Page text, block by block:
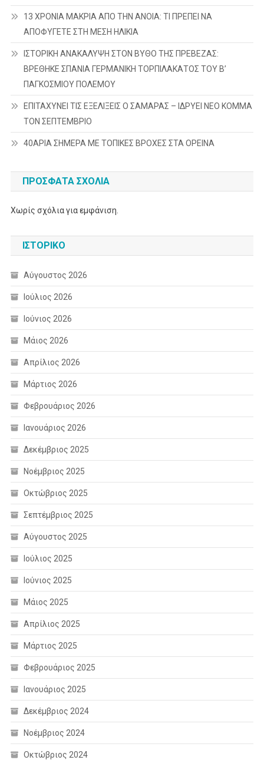
13 ΧΡΟΝΙΑ ΜΑΚΡΙΑ ΑΠΟ ΤΗΝ ΑΝΟΙΑ: ΤΙ ΠΡΕΠΕΙ ΝΑ
ΑΠΟΦΥΓΕΤΕ ΣΤΗ ΜΕΣΗ ΗΛΙΚΙΑ
ΙΣΤΟΡΙΚΗ ΑΝΑΚΑΛΥΨΗ ΣΤΟΝ ΒΥΘΟ ΤΗΣ ΠΡΕΒΕΖΑΣ:
ΒΡΕΘΗΚΕ ΣΠΑΝΙΑ ΓΕΡΜΑΝΙΚΗ ΤΟΡΠΙΛΑΚΑΤΟΣ ΤΟΥ Β’
ΠΑΓΚΟΣΜΙΟΥ ΠΟΛΕΜΟΥ
ΕΠΙΤΑΧΥΝΕΙ ΤΙΣ ΕΞΕΛΙΞΕΙΣ Ο ΣΑΜΑΡΑΣ – ΙΔΡΥΕΙ ΝΕΟ ΚΟΜΜΑ
ΤΟΝ ΣΕΠΤΕΜΒΡΙΟ
40ΑΡΙΑ ΣΗΜΕΡΑ ΜΕ ΤΟΠΙΚΕΣ ΒΡΟΧΕΣ ΣΤΑ ΟΡΕΙΝΑ
ΠΡΌΣΦΑΤΑ ΣΧΌΛΙΑ
Χωρίς σχόλια για εμφάνιση.
ΙΣΤΟΡΙΚΌ
Αύγουστος 2026
Ιούλιος 2026
Ιούνιος 2026
Μάιος 2026
Απρίλιος 2026
Μάρτιος 2026
Φεβρουάριος 2026
Ιανουάριος 2026
Δεκέμβριος 2025
Νοέμβριος 2025
Οκτώβριος 2025
Σεπτέμβριος 2025
Αύγουστος 2025
Ιούλιος 2025
Ιούνιος 2025
Μάιος 2025
Απρίλιος 2025
Μάρτιος 2025
Φεβρουάριος 2025
Ιανουάριος 2025
Δεκέμβριος 2024
Νοέμβριος 2024
Οκτώβριος 2024